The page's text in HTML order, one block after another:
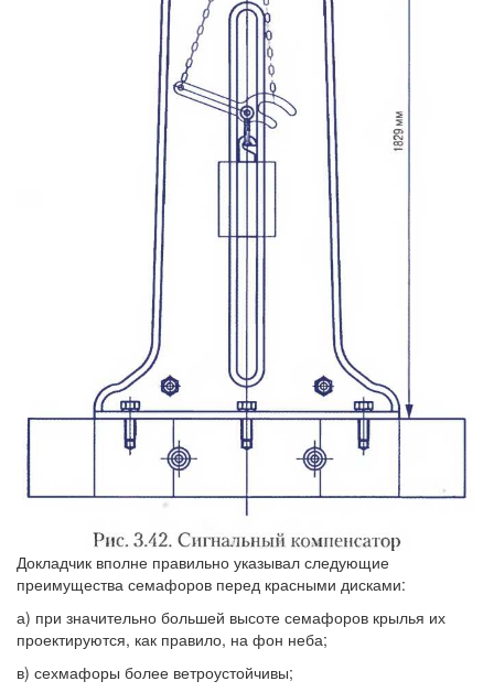
Докладчик вполне правильно указывал следующие
преимущества семафоров перед красными дисками:
а) при значительно большей высоте семафоров крылья их
проектируются, как правило, на фон неба;
в) сехмафоры более ветроустойчивы;